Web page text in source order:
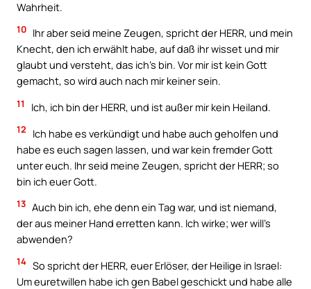
Wahrheit.
10 Ihr aber seid meine Zeugen, spricht der HERR, und mein
Knecht, den ich erwählt habe, auf daß ihr wisset und mir
glaubt und versteht, das ich’s bin. Vor mir ist kein Gott
gemacht, so wird auch nach mir keiner sein.
11 Ich, ich bin der HERR, und ist außer mir kein Heiland.
12
Ich habe es verkündigt und habe auch geholfen und
habe es euch sagen lassen, und war kein fremder Gott
unter euch. Ihr seid meine Zeugen, spricht der HERR; so
bin ich euer Gott.
13 Auch bin ich, ehe denn ein Tag war, und ist niemand,
der aus meiner Hand erretten kann. Ich wirke; wer will’s
abwenden?
14 So spricht der HERR, euer Erlöser, der Heilige in Israel:
Um euretwillen habe ich gen Babel geschickt und habe alle